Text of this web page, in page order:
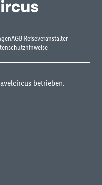
AGB Reiseveranstalter
betrieben.